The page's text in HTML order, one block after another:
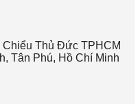
Thủ Đức TPHCM
Tân Phú, Hồ Chí Minh